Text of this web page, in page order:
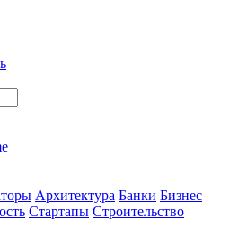
Архитектура Банки Бизнес
Стартапы Строительство